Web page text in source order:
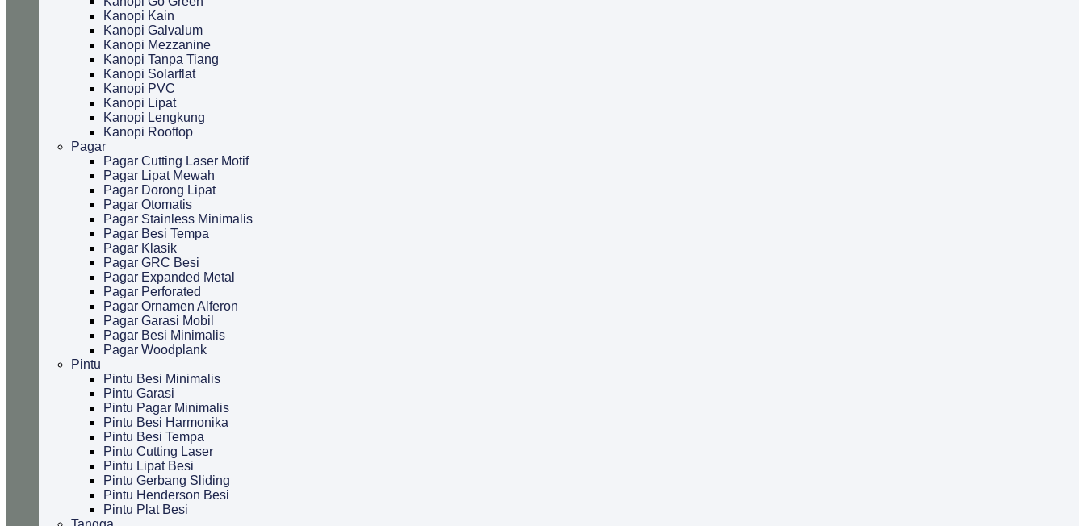
Kanopi Kain
Kanopi Galvalum
Kanopi Mezzanine
Kanopi Tanpa Tiang
Kanopi Solarflat
Kanopi PVC
Kanopi Lipat
Kanopi Lengkung
Kanopi Rooftop
Pagar
Pagar Cutting Laser Motif
Pagar Lipat Mewah
Pagar Dorong Lipat
Pagar Otomatis
Pagar Stainless Minimalis
Pagar Besi Tempa
Pagar Klasik
Pagar GRC Besi
Pagar Expanded Metal
Pagar Perforated
Pagar Ornamen Alferon
Pagar Garasi Mobil
Pagar Besi Minimalis
Pagar Woodplank
Pintu
Pintu Besi Minimalis
Pintu Garasi
Pintu Pagar Minimalis
Pintu Besi Harmonika
Pintu Besi Tempa
Pintu Cutting Laser
Pintu Lipat Besi
Pintu Gerbang Sliding
Pintu Henderson Besi
Pintu Plat Besi